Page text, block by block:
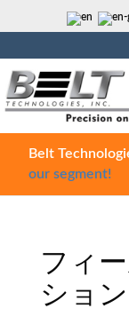
Belt
our segment!
フィ
ション